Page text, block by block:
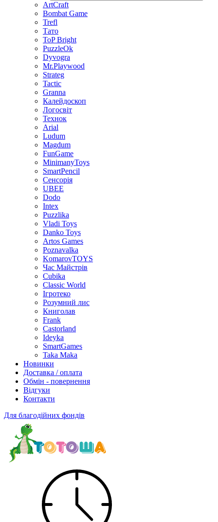
ArtCraft
Bombat Game
Trefl
Тато
ToP Bright
PuzzleOk
Dyvogra
Mr.Playwood
Strateg
Tactic
Granna
Калейдоскоп
Логосвіт
Технок
Arial
Ludum
Magdum
FunGame
MinimanyToys
SmartPencil
Сенсорія
UBEE
Dodo
Intex
Puzzlika
Vladi Toys
Danko Toys
Artos Games
Poznavalka
KomarovTOYS
Час Майстрів
Cubika
Classic World
Ігротеко
Розумний лис
Книголав
Frank
Castorland
Ideyka
SmartGames
Taka Maka
Новинки
Доставка / оплата
Обмін - повернення
Відгуки
Контакти
Для благодійних фондів